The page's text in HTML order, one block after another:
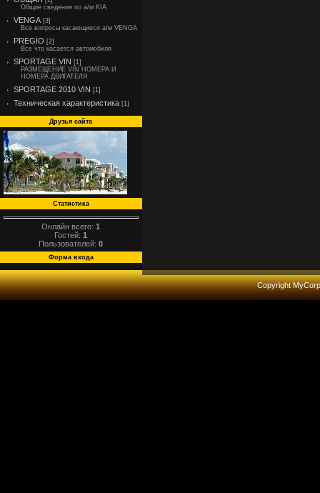
Общие сведения по а/м KIA
VENGA [3]
Все вопросы касающиеся а/м VENGA
PREGIO [2]
Все что касается автомобиля
SPORTAGE VIN [1]
РАЗМЕЩЕНИЕ VIN НОМЕРА И
НОМЕРА ДВИГАТЕЛЯ
SPORTAGE 2010 VIN [1]
Техническая характеристика [1]
Друзья сайта
Статистика
Онлайн всего:1
Гостей:1
Пользователей:0
Форма входа
Copyright